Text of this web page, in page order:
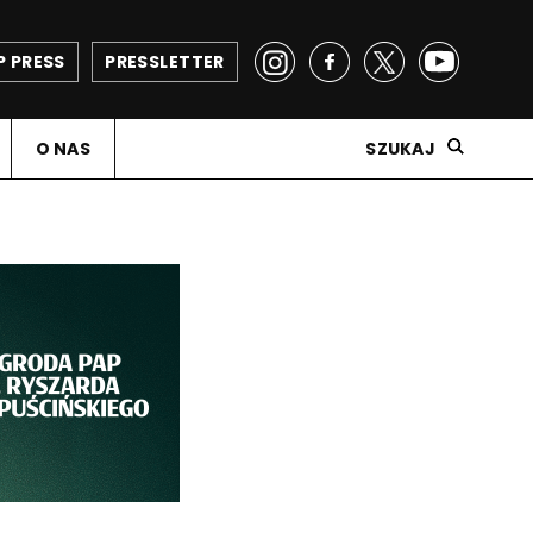
PRESSLETTER
PRESS
O NAS SZUKAJ